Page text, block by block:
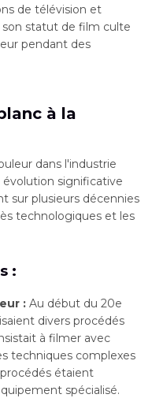
de télévision et
son statut de film culte
pendant des
à la
dans l'industrie
significative
sur plusieurs décennies
technologiques et les
:
: Au début du 20e
divers procédés
à filmer avec
techniques complexes
étaient
spécialisé.